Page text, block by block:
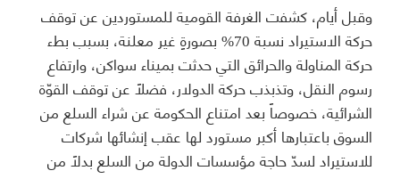
وقبل أيام، كشفت الغرفة القومية للمستوردين عن توقف
حركة الاستيراد نسبة 70% بصورةٍ غير معلنة، بسبب بطء
حركة المناولة والحرائق التي حدثت بميناء سواكن، وارتفاع
رسوم النقل، وتذبذب حركة الدولار، فضلاً عن توقف القوّة
الشرائية، خصوصاً بعد امتناع الحكومة عن شراء السلع من
السوق باعتبارها أكبر مستورد لها عقب إنشائها شركات
للاستيراد لسدّ حاجة مؤسسات الدولة من السلع بدلاً من